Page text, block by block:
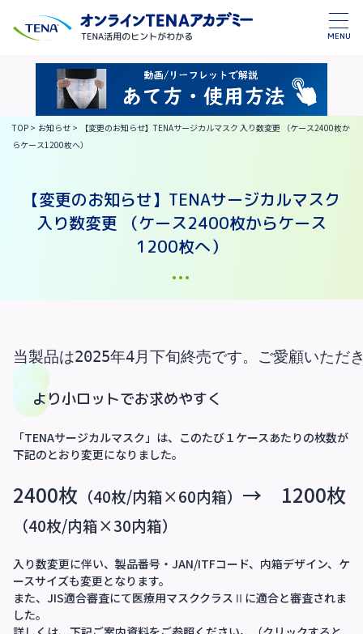
MENU
TOP > お知らせ >
【変更のお知らせ】TENAサージカルマスク 入り数変更 （ケース2400枚か
らケース1200枚へ）
【変更のお知らせ】TENAサージカルマスク
入り数変更 （ケース2400枚からケース
1200枚へ）
当製品は2025年4月下旬終売です。ご愛顧いただ
より小ロットでお求めやすく
「TENAサージカルマスク」は、このたび１ケースあたりの枚数が
下記のとおり変更になりました。
2400枚 （40枚/内箱×60内箱） → 1200枚
（40枚/内箱×30内箱）
入り数変更に伴い、製品番号・JAN/ITFコード、内箱デザイン、ケ
ースサイズも変更となります。
また、JIS適合審査にて医療用マスククラスⅡに適合と審査されま
した。